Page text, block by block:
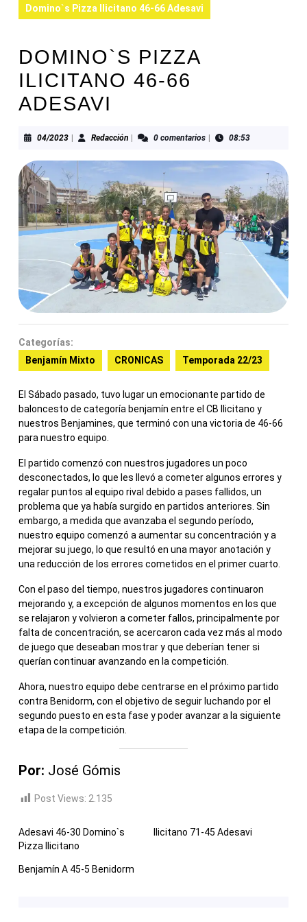
Domino`s Pizza Ilicitano 46-66 Adesavi
DOMINO`S PIZZA
ILICITANO 46-66
ADESAVI
04/202304/2023RedacciónRedacción0 comentarios 08:53
Categorías:
Benjamín Mixto
CRONICAS Temporada 22/23
El Sábado pasado, tuvo lugar un emocionante partido de
baloncesto de categoría benjamín entre el CB Ilicitano y
nuestros Benjamines, que terminó con una victoria de 46-66
para nuestro equipo.
El partido comenzó con nuestros jugadores un poco
desconectados, lo que les llevó a cometer algunos errores y
regalar puntos al equipo rival debido a pases fallidos, un
problema que ya había surgido en partidos anteriores. Sin
embargo, a medida que avanzaba el segundo período,
nuestro equipo comenzó a aumentar su concentración y a
mejorar su juego, lo que resultó en una mayor anotación y
una reducción de los errores cometidos en el primer cuarto.
Con el paso del tiempo, nuestros jugadores continuaron
mejorando y, a excepción de algunos momentos en los que
se relajaron y volvieron a cometer fallos, principalmente por
falta de concentración, se acercaron cada vez más al modo
de juego que deseaban mostrar y que deberían tener si
querían continuar avanzando en la competición.
Ahora, nuestro equipo debe centrarse en el próximo partido
contra Benidorm, con el objetivo de seguir luchando por el
segundo puesto en esta fase y poder avanzar a la siguiente
etapa de la competición.
Por: José Gómis
Post Views: 2.135
Adesavi 46-30 Domino`s
Pizza Ilicitano
Ilicitano 71-45 Adesavi
Benjamín A 45-5 Benidorm